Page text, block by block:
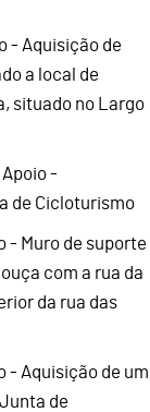
- Aquisição de
a local de
situado no Largo
-
de Cicloturismo
- Muro de suporte
com a rua da
da rua das
- Aquisição de um
de